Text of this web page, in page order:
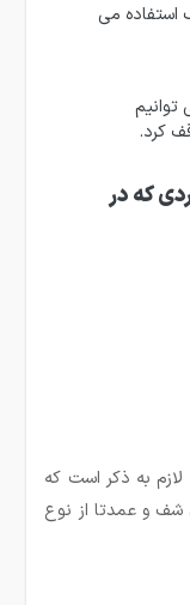
می
کرد.
که در
لازم به ذکر است که
شف و عمدتا از نوع